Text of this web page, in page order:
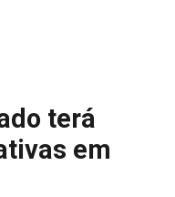
terá
em